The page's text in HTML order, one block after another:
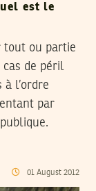
est le
tout ou partie
de péril
l’ordre
par
01 August 2012